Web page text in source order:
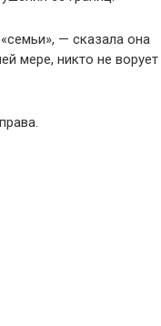
— сказала она
мере, никто не ворует